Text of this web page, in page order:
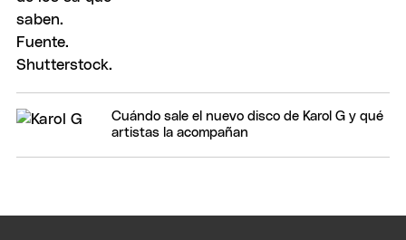
Cuándo sale el nuevo disco de Karol G y qué
artistas la acompañan